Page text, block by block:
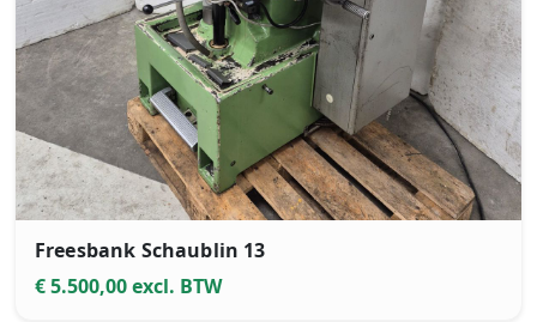
Freesbank Schaublin 13
€ 5.500,00 excl. BTW